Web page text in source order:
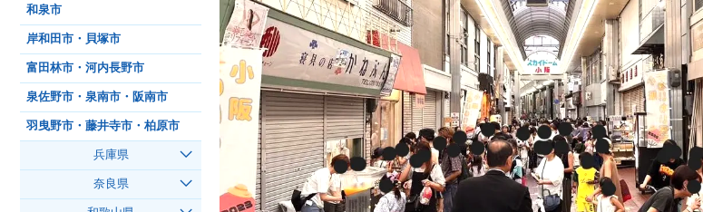
和泉市
岸和田市・貝塚市
富田林市・河内長野市
泉佐野市・泉南市・阪南市
羽曳野市・藤井寺市・柏原市
兵庫県
奈良県